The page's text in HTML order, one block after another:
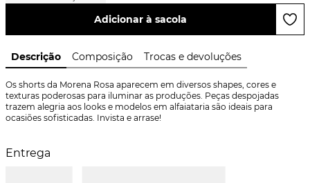
Adicionar à sacola
Descrição Composição Trocas e devoluções
Os shorts da Morena Rosa aparecem em diversos shapes, cores e
texturas poderosas para iluminar as produções. Peças despojadas
trazem alegria aos looks e modelos em alfaiataria são ideais para
ocasiões sofisticadas. Invista e arrase!
Entrega